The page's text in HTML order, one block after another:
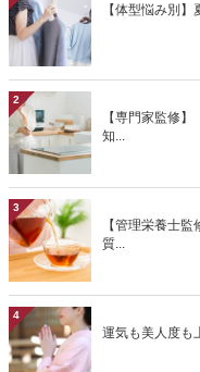
【体型悩み別
2
【専門家監修
知...
3
【管理栄養士
質...
4
運気も美人度も